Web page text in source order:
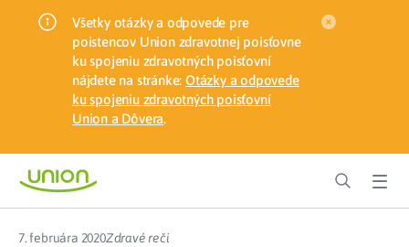
Všetky otázky a odpovede pre
poistencov Union zdravotnej poisťovne
ku spojeniu zdravotných poisťovní
nájdete na stránke: Otázky a odpovede
ku spojeniu zdravotných poisťovní
Union a Dôvera.
7. februára 2020Zdravé reči